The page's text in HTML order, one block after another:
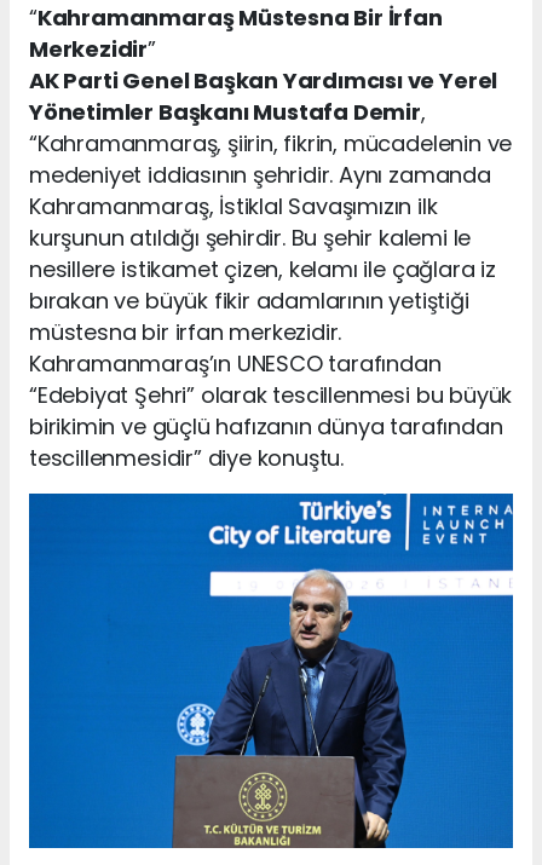
“Kahramanmaraş Müstesna Bir İrfan
Merkezidir”
AK Parti Genel Başkan Yardımcısı ve Yerel
Yönetimler Başkanı Mustafa Demir,
“Kahramanmaraş, şiirin, fikrin, mücadelenin ve
medeniyet iddiasının şehridir. Aynı zamanda
Kahramanmaraş, İstiklal Savaşımızın ilk
kurşunun atıldığı şehirdir. Bu şehir kalemi le
nesillere istikamet çizen, kelamı ile çağlara iz
bırakan ve büyük fikir adamlarının yetiştiği
müstesna bir irfan merkezidir.
Kahramanmaraş’ın UNESCO tarafından
“Edebiyat Şehri” olarak tescillenmesi bu büyük
birikimin ve güçlü hafızanın dünya tarafından
tescillenmesidir” diye konuştu.